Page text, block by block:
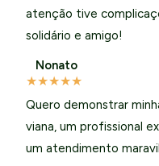
atenção tive
solidário e amigo!
Nonato
★★★★★
Quero demonstrar
viana, um profissional
um atendimento